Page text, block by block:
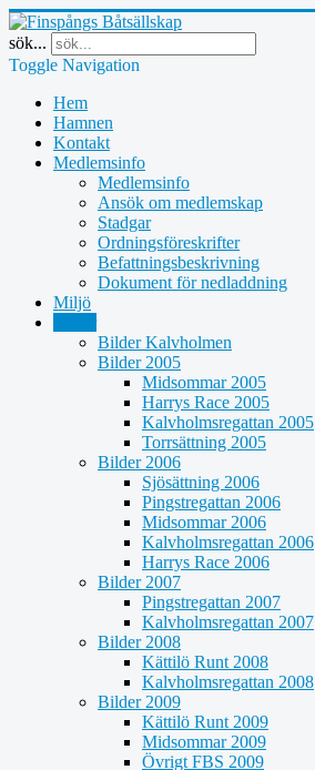
sök...
Toggle Navigation
Hem
Hamnen
Kontakt
Medlemsinfo
Medlemsinfo
Ansök om medlemskap
Stadgar
Ordningsföreskrifter
Befattningsbeskrivning
Dokument för nedladdning
Miljö
Bilder Kalvholmen
Bilder 2005
Midsommar 2005
Harrys Race 2005
Kalvholmsregattan 2005
Torrsättning 2005
Bilder 2006
Sjösättning 2006
Pingstregattan 2006
Midsommar 2006
Kalvholmsregattan 2006
Harrys Race 2006
Bilder 2007
Pingstregattan 2007
Kalvholmsregattan 2007
Bilder 2008
Kättilö Runt 2008
Kalvholmsregattan 2008
Bilder 2009
Kättilö Runt 2009
Midsommar 2009
Övrigt FBS 2009